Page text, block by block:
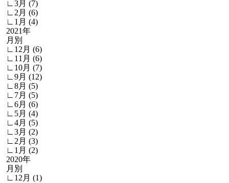
∟3月 (7)
∟2月 (6)
∟1月 (4)
2021年
月別
∟12月 (6)
∟11月 (6)
∟10月 (7)
∟9月 (12)
∟8月 (5)
∟7月 (5)
∟6月 (6)
∟5月 (4)
∟4月 (5)
∟3月 (2)
∟2月 (3)
∟1月 (2)
2020年
月別
∟12月 (1)